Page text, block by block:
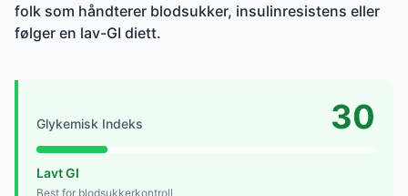
folk som håndterer blodsukker, insulinresistens eller
følger en lav-GI diett.
Glykemisk Indeks 30
Lavt GI
Best for blodsukkerkontroll